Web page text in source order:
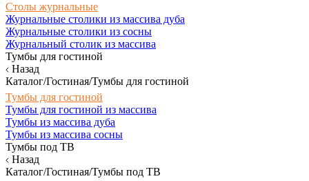
Столы журнальные
Журнальные столики из массива дуба
Журнальные столики из сосны
Журнальный столик из массива
Тумбы для гостиной
Назад
Каталог/Гостиная/Тумбы для гостиной
Тумбы для гостиной
Тумбы для гостиной из массива
Тумбы из массива дуба
Тумбы из массива сосны
Тумбы под ТВ
Назад
Каталог/Гостиная/Тумбы под ТВ